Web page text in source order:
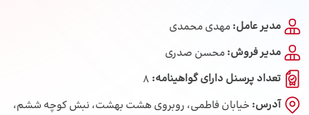
مدیر عامل:مهدی محمدی
مدیر فروش:محسن صدری
تعداد پرسنل دارای گواهینامه: 8
آدرس:خیابان فاطمی، روبروی هشت بهشت، نبش کوچه ششم،